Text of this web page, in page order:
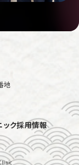
地
ック採用情報